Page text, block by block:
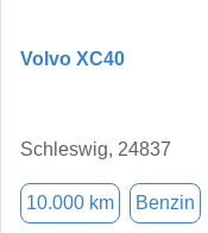
Volvo XC40
Schleswig, 24837
10.000 km Benzin